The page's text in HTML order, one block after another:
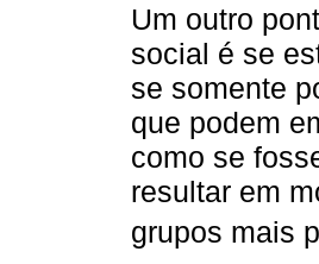
Um outro
social é se
se somente
que podem
como se
resultar em
grupos mais